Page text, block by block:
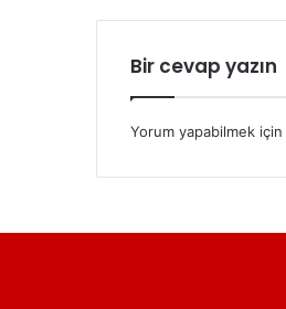
Bir cevap yazın
Yorum yapabilmek için